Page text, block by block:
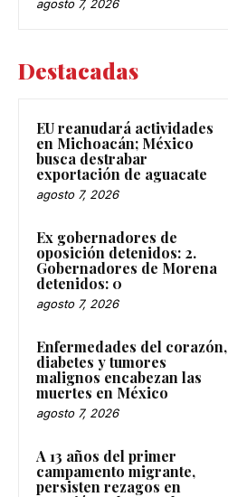
agosto 7, 2026
Destacadas
EU reanudará actividades
en Michoacán; México
busca destrabar
exportación de aguacate
agosto 7, 2026
Ex gobernadores de
oposición detenidos: 2.
Gobernadores de Morena
detenidos: 0
agosto 7, 2026
Enfermedades del corazón,
diabetes y tumores
malignos encabezan las
muertes en México
agosto 7, 2026
A 13 años del primer
campamento migrante,
persisten rezagos en